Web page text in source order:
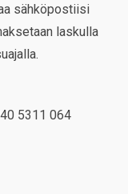
sähköpostiisi
laskulla
5311 064